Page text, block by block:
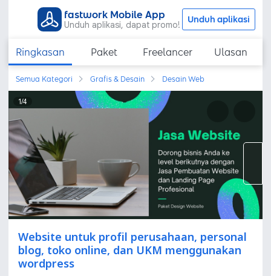
fastwork Mobile App
Unduh aplikasi, dapat promo! Unduh aplikasi
Ringkasan Paket Freelancer Ulasan
Semua Kategori Grafis & Desain Desain Web
1/4
Website untuk profil perusahaan, personal
blog, toko online, dan UKM menggunakan
wordpress